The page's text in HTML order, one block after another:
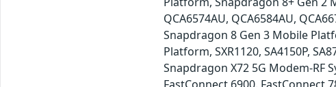
QCA6574AU, QCA6584AU,
Snapdragon 8 Gen 3 Mobile
Platform, SXR1120, SA4150P,
Snapdragon X72 5G Modem-RF
FastConnect 6900, FastConnect